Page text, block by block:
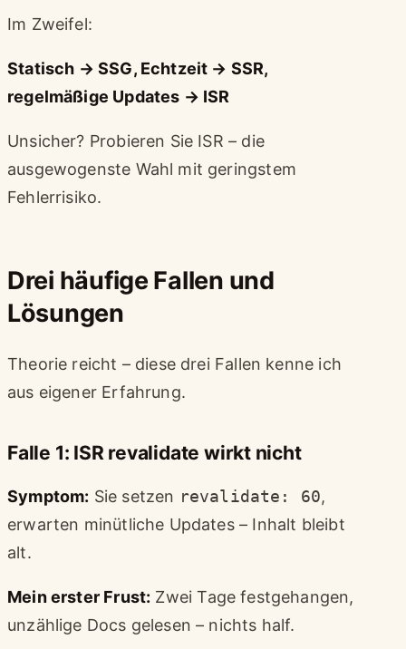
Im Zweifel:
Statisch → SSG, Echtzeit → SSR,
regelmäßige Updates → ISR
Unsicher? Probieren Sie ISR – die
ausgewogenste Wahl mit geringstem
Fehlerrisiko.
Drei häufige Fallen und
Lösungen
Theorie reicht – diese drei Fallen kenne ich
aus eigener Erfahrung.
Falle 1: ISR revalidate wirkt nicht
Symptom: Sie setzen revalidate: 60,
erwarten minütliche Updates – Inhalt bleibt
alt.
Mein erster Frust: Zwei Tage festgehangen,
unzählige Docs gelesen – nichts half.